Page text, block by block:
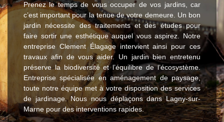
Prenez le temps de vous occuper de vos jardins, car
c’est important pour la tenue de votre demeure. Un bon
jardin nécessite des traitements et des études pour
faire sortir une esthétique auquel vous aspirez. Notre
entreprise Clement Élagage intervient ainsi pour ces
travaux afin de vous aider. Un jardin bien entretenu
préserve la biodiversité et l’équilibre de l’écosystème.
Entreprise spécialisée en aménagement de paysage,
toute notre équipe met à votre disposition des services
de jardinage. Nous nous déplaçons dans Lagny-sur-
Marne pour des interventions rapides.